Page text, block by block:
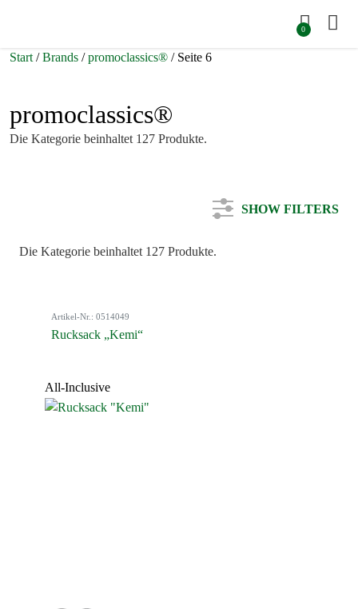
0
Start /Brands /promoclassics® / Seite 6
promoclassics®
Die Kategorie beinhaltet 127 Produkte.
SHOW FILTERS
Farbe
Die Kategorie beinhaltet 127 Produkte.
Artikel-Nr.: 0514049
Rucksack „Kemi“
All-Inclusive